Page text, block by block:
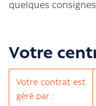
quelques
Votre
Votre contrat est
géré par :